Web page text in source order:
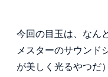
今回の目玉は、なん
メスターのサウンド
が美しく光るやつだ